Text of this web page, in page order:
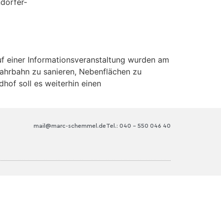
einer Informationsveranstaltung wurden am
zu sanieren, Nebenflächen zu
soll es weiterhin einen
Tel.: 040 – 550 046 40
mail@marc-schemmel.de